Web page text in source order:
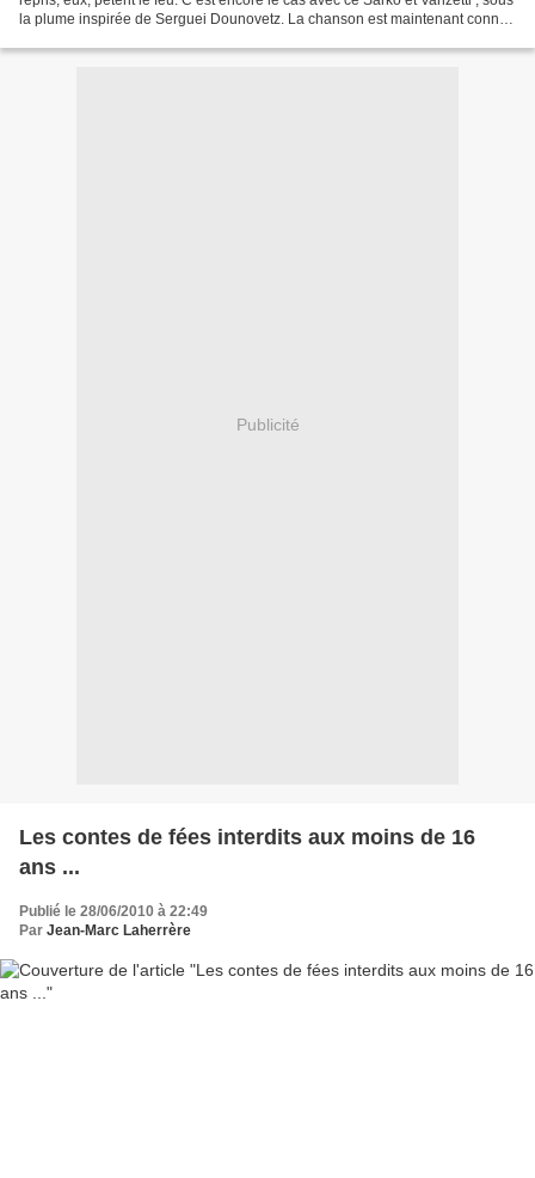
la plume inspirée de Serguei Dounovetz. La chanson est maintenant connu,
Publicité
Les contes de fées interdits aux moins de 16
ans ...
Publié le 28/06/2010 à 22:49
Par Jean-Marc Laherrère